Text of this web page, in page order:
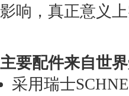
影响，真正意义
主要配件来自世
采用瑞士